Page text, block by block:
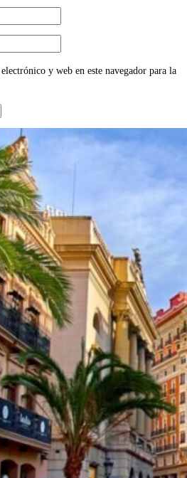
y web en este navegador para la